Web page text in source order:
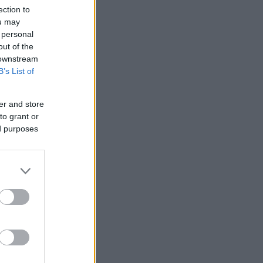
to
may
of the
List of
and store
grant or
purposes